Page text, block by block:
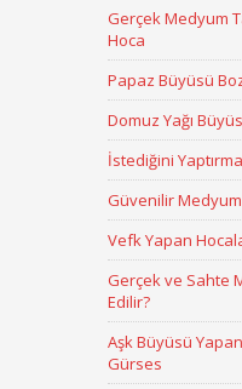
Gerçek Medyum
Hoca
Papaz Büyüsü
Domuz Yağı
İstediğini
Güvenilir
Vefk Yapan
Gerçek ve Sahte
Edilir?
Aşk Büyüsü
Gürses